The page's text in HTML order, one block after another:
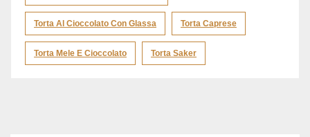
Torta Al Cioccolato Con Glassa Torta Caprese
Torta Mele E Cioccolato Torta Saker